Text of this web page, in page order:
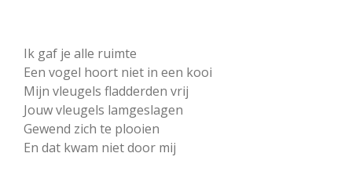
Ik gaf je alle ruimte
Een vogel hoort niet in een kooi
Mijn vleugels fladderden vrij
Jouw vleugels lamgeslagen
Gewend zich te plooien
En dat kwam niet door mij